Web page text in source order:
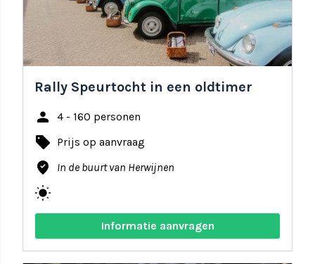
Rally Speurtocht in een oldtimer
person 4 - 160 personen
local_offer Prijs op aanvraag
where_to_vote In de buurt van Herwijnen
wb_sunny
Informatie aanvragen